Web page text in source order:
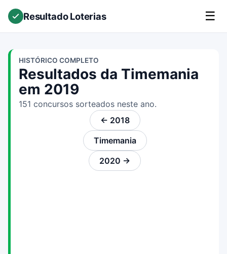
Resultado Loterias ☰
HISTÓRICO COMPLETO
Resultados da Timemania
em 2019
151 concursos sorteados neste ano.
← 2018
Timemania
2020 →